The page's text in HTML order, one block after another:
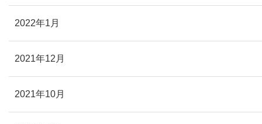
2022年1月
2021年12月
2021年10月